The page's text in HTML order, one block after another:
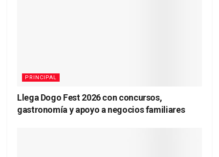
PRINCIPAL
Llega Dogo Fest 2026 con concursos,
gastronomía y apoyo a negocios familiares